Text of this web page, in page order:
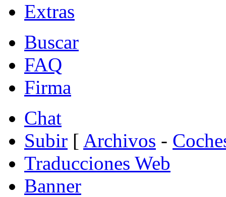
Extras
Buscar
FAQ
Firma
Chat
Subir [ Archivos -
Traducciones Web
Banner